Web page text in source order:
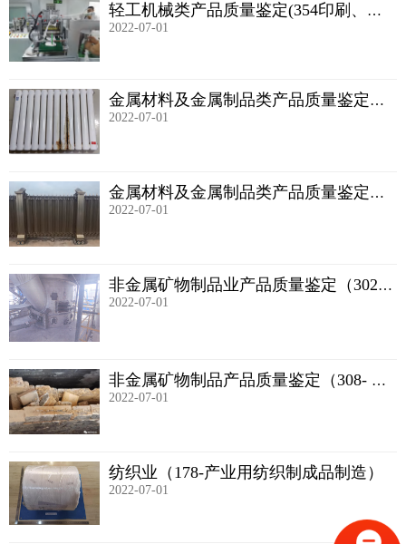
轻工机械类产品质量鉴定(354印刷、制
药、日化及日用品生产专用设备制造)
2022-07-01
金属材料及金属制品类产品质量鉴定
(335--建筑、安全用金属制品制造)
2022-07-01
金属材料及金属制品类产品质量鉴定
(331--结构性金属制品制造)
2022-07-01
非金属矿物制品业产品质量鉴定（302-
石膏、水泥制品及类似制品制造）
2022-07-01
非金属矿物制品产品质量鉴定（308- 耐
火材料制品制造）
2022-07-01
纺织业（178-产业用纺织制成品制造）
2022-07-01